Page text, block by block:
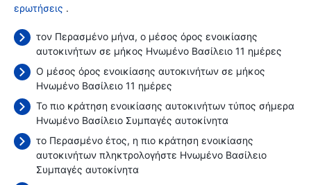
ερωτήσεις .
τον Περασμένο μήνα, ο μέσος όρος ενοικίασης
αυτοκινήτων σε μήκος Ηνωμένο Βασίλειο 11 ημέρες
Ο μέσος όρος ενοικίασης αυτοκινήτων σε μήκος
Ηνωμένο Βασίλειο 11 ημέρες
Το πιο κράτηση ενοικίασης αυτοκινήτων τύπος σήμερα
Ηνωμένο Βασίλειο Συμπαγές αυτοκίνητα
το Περασμένο έτος, η πιο κράτηση ενοικίασης
αυτοκινήτων πληκτρολογήστε Ηνωμένο Βασίλειο
Συμπαγές αυτοκίνητα